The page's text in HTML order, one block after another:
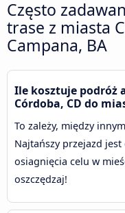
Często
trase z miasta
Campana, BA
Ile kosztuje podróż
Córdoba, CD do
To zależy, między
Najtańszy przejazd
osiagnięcia celu w
oszczędzaj!